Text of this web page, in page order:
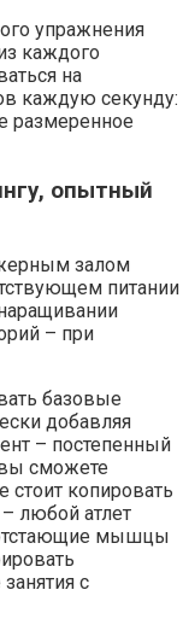
упражнения
каждого
на
каждую секунду:
размеренное
опытный
залом
питании
– при
базовые
добавляя
– постепенный
вы сможете
копировать
любой атлет
отстающие мышцы
с